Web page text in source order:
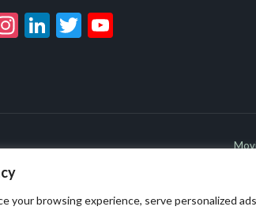
your browsing experience, serve personalized
Instagram
LinkedIn
Twitter